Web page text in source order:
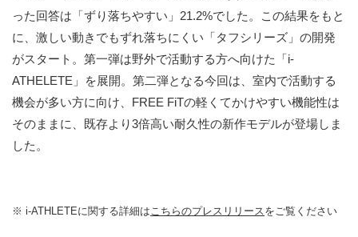
った回答は「ずり落ちやすい」21.2%でした。この結果をもと
に、激しい動きでもずれ落ちにくい「タフシリーズ」の開発
がスタート。第一弾は野外で活動する方へ向けた「i-
ATHELETE」を展開。第二弾となる今回は、室内で活動する
機会が多い方に向け、FREE FiTの軽くてかけやすい機能性は
そのままに、既存より3倍高い耐久性の新作モデルが登場しま
した。
※ i-ATHLETEに関する詳細はこちらのプレスリリースをご覧ください